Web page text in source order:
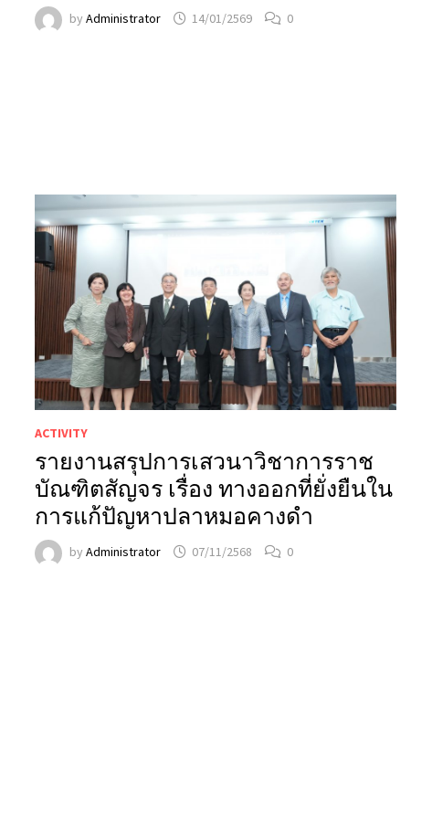
byAdministrator 14/01/2569 0
ACTIVITY
รายงานสรุปการเสวนาวิชาการราช
บัณฑิตสัญจร เรื่อง ทางออกที่ยั่งยืนใน
การแก้ปัญหาปลาหมอคางดำ
byAdministrator 07/11/2568 0